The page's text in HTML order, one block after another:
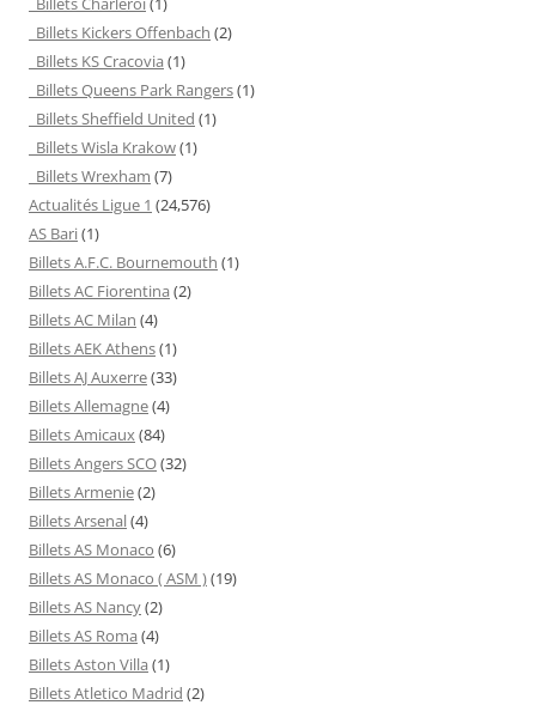
Billets Kickers Offenbach (2)
Billets KS Cracovia (1)
Billets Queens Park Rangers(1)
Billets Sheffield United (1)
Billets Wisla Krakow(1)
Billets Wrexham (7)
Actualités Ligue 1 (24,576)
AS Bari(1)
Billets A.F.C. Bournemouth (1)
Billets AC Fiorentina (2)
Billets AC Milan (4)
Billets AEK Athens(1)
Billets AJ Auxerre(33)
Billets Allemagne(4)
Billets Amicaux(84)
Billets Angers SCO(32)
Billets Armenie(2)
Billets Arsenal(4)
Billets AS Monaco (6)
Billets AS Monaco ( ASM )(19)
Billets AS Nancy(2)
Billets AS Roma (4)
Billets Aston Villa (1)
Billets Atletico Madrid (2)